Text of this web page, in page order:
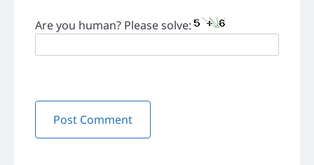
Are you human? Please solve: